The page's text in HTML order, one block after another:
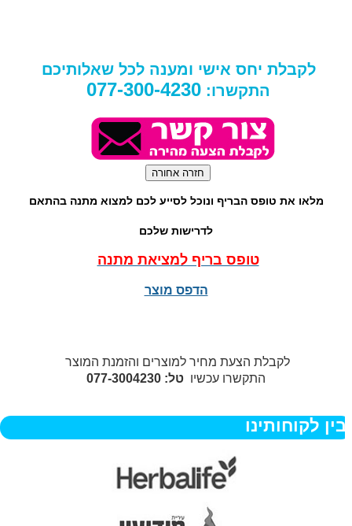
לקבלת יחס אישי ומענה לכל שאלותיכם
התקשרו:077-300-4230
מלאו את טופס הבריף ונוכל לסייע לכם למצוא מתנה בהתאם
לדרישות שלכם
טופס בריף למציאת מתנה
הדפס מוצר
לקבלת הצעת מחיר למוצרים והזמנת המוצר
התקשרו עכשיו טל: 077-3004230
לקוחותינו